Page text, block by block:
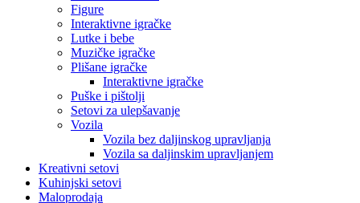
Figure
Interaktivne igračke
Lutke i bebe
Muzičke igračke
Plišane igračke
Interaktivne igračke
Puške i pištolji
Setovi za ulepšavanje
Vozila
Vozila bez daljinskog upravljanja
Vozila sa daljinskim upravljanjem
Kreativni setovi
Kuhinjski setovi
Maloprodaja